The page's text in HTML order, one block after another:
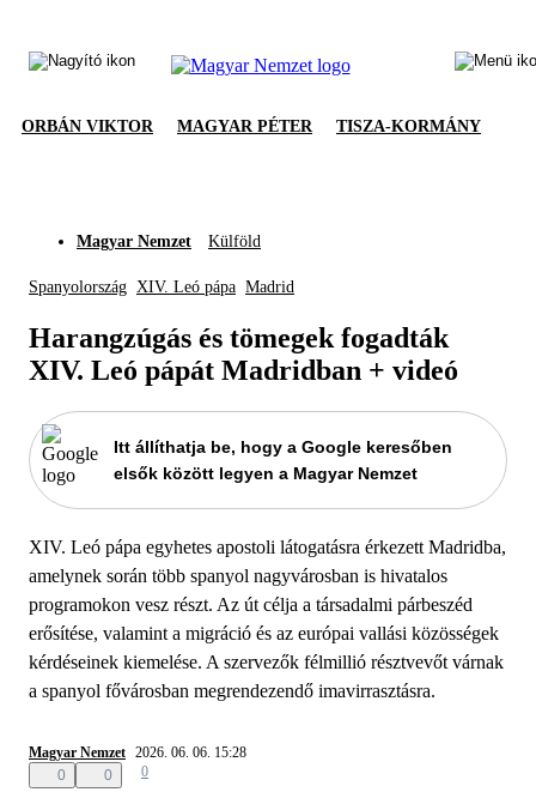
ORBÁN VIKTOR MAGYAR PÉTER TISZA-KORMÁNY
Magyar Nemzet Külföld
Spanyolország XIV. Leó pápa Madrid
Harangzúgás és tömegek fogadták
XIV. Leó pápát Madridban + videó
Itt állíthatja be, hogy a Google keresőben
elsők között legyen a Magyar Nemzet
XIV. Leó pápa egyhetes apostoli látogatásra érkezett Madridba,
amelynek során több spanyol nagyvárosban is hivatalos
programokon vesz részt. Az út célja a társadalmi párbeszéd
erősítése, valamint a migráció és az európai vallási közösségek
kérdéseinek kiemelése. A szervezők félmillió résztvevőt várnak
a spanyol fővárosban megrendezendő imavirrasztásra.
Magyar Nemzet 2026. 06. 06. 15:28
0
0 0